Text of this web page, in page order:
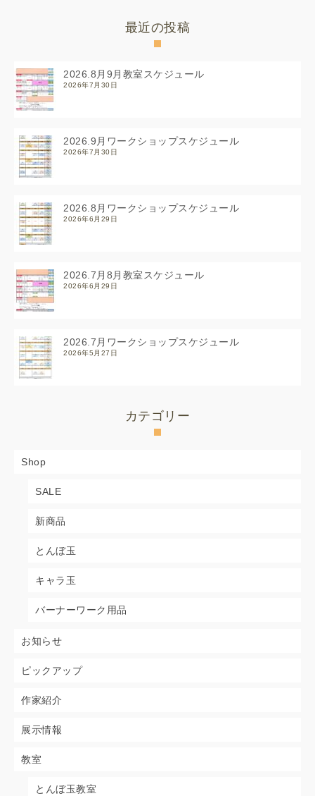
最近の投稿
2026.8月9月教室スケジュール
2026年7月30日
2026.9月ワークショップスケジュール
2026年7月30日
2026.8月ワークショップスケジュール
2026年6月29日
2026.7月8月教室スケジュール
2026年6月29日
2026.7月ワークショップスケジュール
2026年5月27日
カテゴリー
Shop
SALE
新商品
とんぼ玉
キャラ玉
バーナーワーク用品
お知らせ
ピックアップ
作家紹介
展示情報
教室
とんぼ玉教室